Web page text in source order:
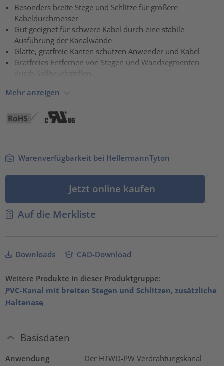
Akzeptieren
powered byUsercentrics Consent Management Platform
Besonders breite Stege und Schlitze für größere
Kabeldurchmesser
Gut geeignet für schwere Kabel durch eine stabile
Ausführung der Kanalwände
Glatte, gratfreie Kanten schützen Anwender und Kabel
Gratfreies Entfernen von Stegen und Wandsegmenten
Mehr anzeigen
Warenverfügbarkeit bei HellermannTyton
Jetzt online kaufen
Auf die Merkliste
Downloads CAD-Download
Weitere Produkte in dieser Produktgruppe:
PVC-Kanal mit breiten Stegen und Schlitzen, zusätzliche
Haltenase
Basisdaten
Anwendung
Der HTWD-PW Verdrahtungskanal